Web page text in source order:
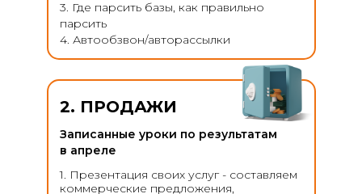
3. Где парсить базы, как правильно
парсить
4. Автообзвон/авторассылки
2. ПРОДАЖИ
1. Презентация своих услуг - составляем
коммерческие предложения,
Записанные уроки по результатам
в апреле